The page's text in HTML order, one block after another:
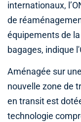
internationaux,
de
équipements de
bagages, indique
Aménagée sur
nouvelle zone de
en transit est
technologie